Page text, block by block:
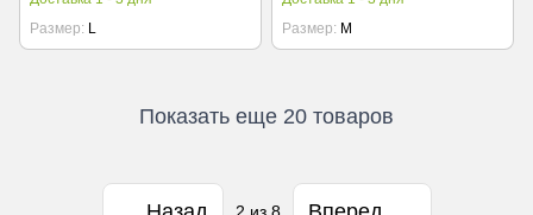
Размер
L
Размер
M
Показать еще 20 товаров